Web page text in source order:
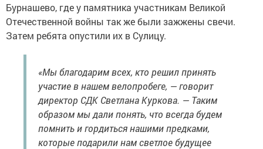
Бурнашево, где у памятника участникам Великой
Отечественной войны так же были зажжены свечи.
Затем ребята опустили их в Сулицу.
«Мы благодарим всех, кто решил принять
участие в нашем велопробеге, — говорит
директор СДК Светлана Куркова. — Таким
образом мы дали понять, что всегда будем
помнить и гордиться нашими предками,
которые подарили нам светлое будущее